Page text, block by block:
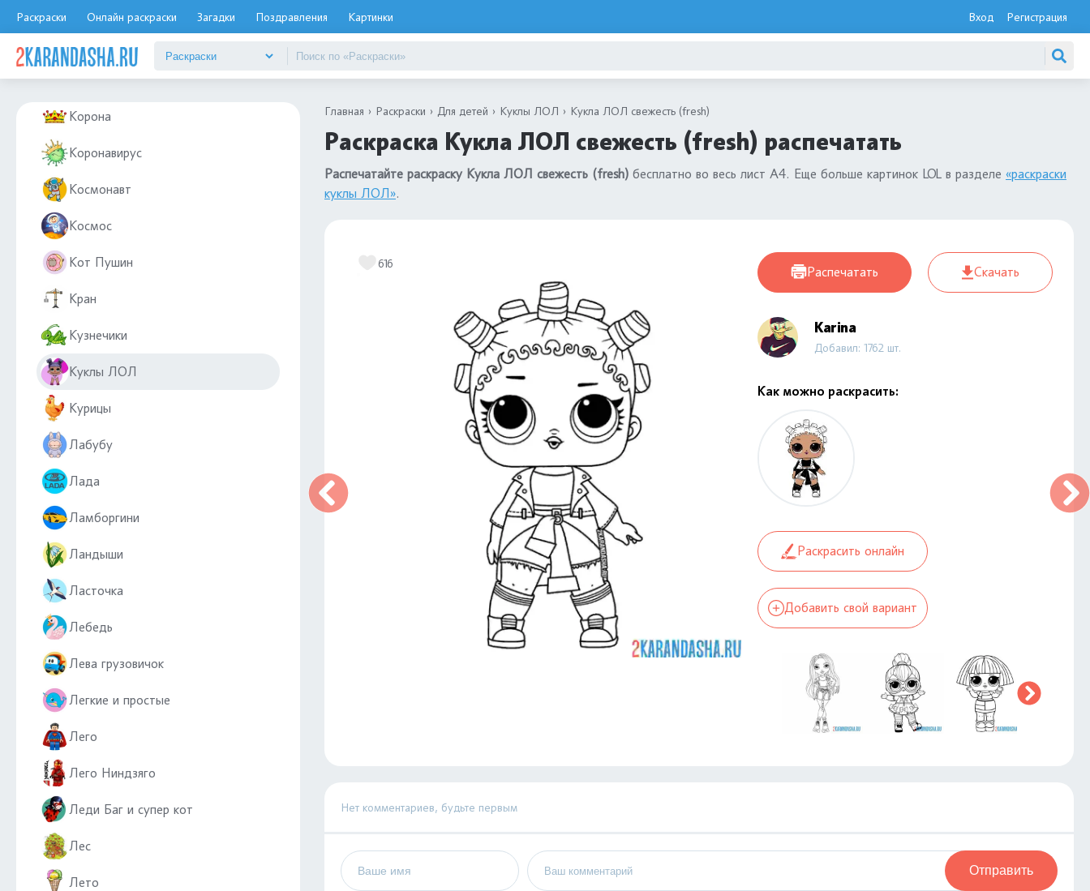
Раскраски Онлайн раскраски Загадки Поздравления Картинки Вход Регистрация
Корги
Корона
Коронавирус
Космонавт
Космос
Кот Пушин
Кран
Кузнечики
Куклы ЛОЛ
Курицы
Лабубу
Лада
Ламборгини
Ландыши
Ласточка
Лебедь
Лева грузовичок
Легкие и простые
Лего
Лего Ниндзяго
Леди Баг и супер кот
Лес
Лето
Главная Раскраски Для детей Куклы ЛОЛ Кукла ЛОЛ свежесть (fresh)
Раскраска Кукла ЛОЛ свежесть (fresh) распечатать
Распечатайте раскраску Кукла ЛОЛ свежесть (fresh) бесплатно во весь лист А4. Еще больше картинок LOL в разделе «раскраски
куклы ЛОЛ».
616
Распечатать Скачать
Karina
Добавил: 1762 шт.
Как можно раскрасить:
Раскрасить онлайн
Добавить свой вариант
Нет комментариев, будьте первым
Отправить